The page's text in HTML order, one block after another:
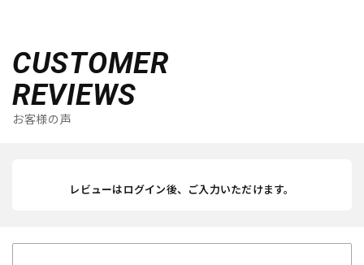
CUSTOMER
REVIEWS
お客様の声
レビューはログイン後、ご入力いただけます。